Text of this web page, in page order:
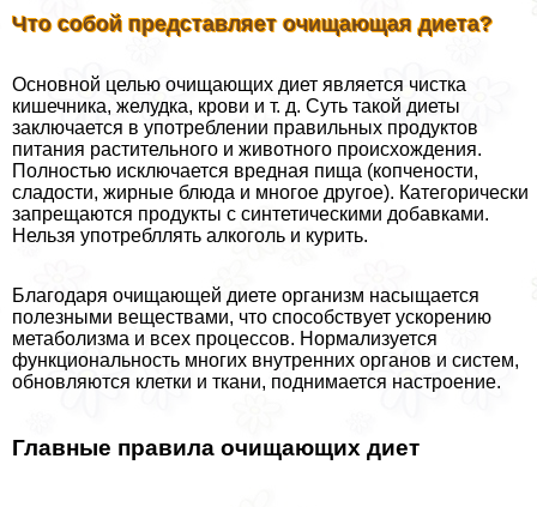
Что собой представляет очищающая диета?
Основной целью очищающих диет является чистка
кишечника, желудка, крови и т. д. Суть такой диеты
заключается в употрeблении правильных продуктов
питания растительного и животного происхождения.
Полностью исключается вредная пища (копчености,
сладости, жирные блюда и многое другое). Категорически
запрещаются продукты с синтетическими добавками.
Нельзя употрeбллять алкоголь и курить.
Благодаря очищающей диете организм насыщается
полезными веществами, что способствует ускорению
метаболизма и всех процессов. Нормализуется
функциональность многих внутренних органов и систем,
обновляются клетки и ткани, поднимается настроение.
Главные правила очищающих диет